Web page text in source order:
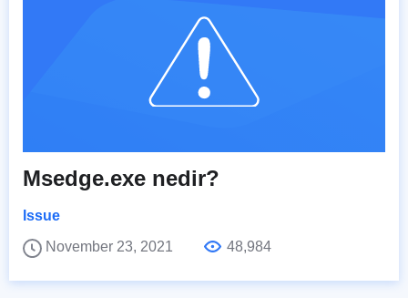
Msedge.exe nedir?
Issue
November 23, 2021
48,984